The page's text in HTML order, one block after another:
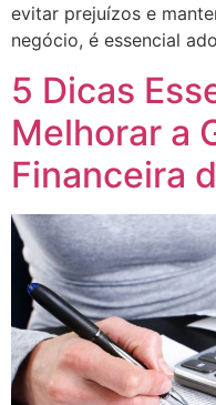
evitar prejuízos e
negócio, é essencial
5 Dicas
Melhorar a
Financeira